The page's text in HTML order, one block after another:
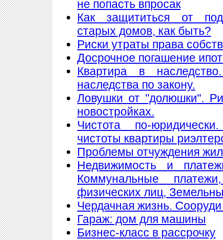
не попасть впросак
Как защититься от
старых домов, как быть?
Риски утраты права
Досрочное погашение
Квартира в
наследства по закону.
Ловушки от "долюшки".
новостройках.
Чистота по-
чистоты квартиры
Проблемы отчуждения
Недвижимость и
Коммунальные
физических лиц,
Чердачная жизнь.
Гараж: дом для машины
Бизнес-класс в рассрочку